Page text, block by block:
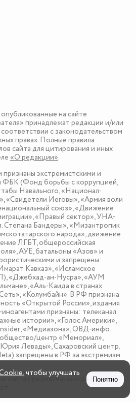
на сайте
принадлежат редакции и/или
с законодательством
правах. Полные правила
сайта для цитирования и иных
«О редакции».
экстремистскими и
ФБК (Фонд борьбы с коррупцией,
Навального, «Национал-
«Свидетели Иеговы», «Армия воли
союз», «Движение
«Правый сектор», УНА-
Бандеры», «Мизантропик
народа», движение
ЛГБТ, общероссийская
АУЕ, батальоны «Азов» и
и запрещены:
Кавказ», «Исламское
«Джебхад-ан-Нусра», «АУМ
«Аль-Каида в странах
«Колумбайн». В РФ признана
«Открытой России», издания
признаны: телеканал
истории», «Голос Америки»,
«Медиазона», ОВД-инфо.
центр «Мемориал»,
Левады», Сахаровский центр.
запрещены в РФ за экстремизм.
сайта предназначено для детей
, чтобы улучшать
Понятно